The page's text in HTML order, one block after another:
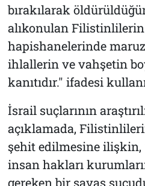
bırakılarak
alıkonulan
hapishanelerinde maruz
ihlallerin ve vahşetin
kanıtıdır." ifadesi
İsrail suçlarının
açıklamada,
şehit edilmesine ilişkin,
insan hakları
gereken bir savaş